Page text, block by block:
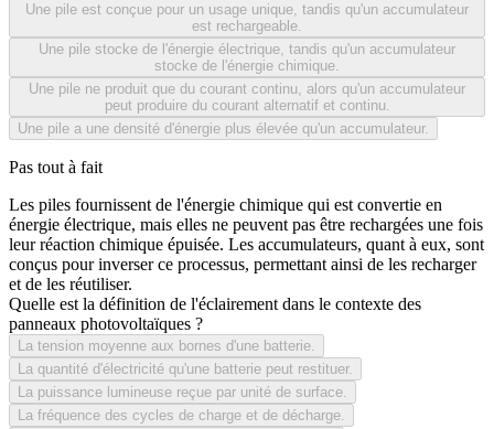
Une pile est conçue pour un usage unique, tandis qu'un accumulateur
est rechargeable.
Une pile stocke de l'énergie électrique, tandis qu'un accumulateur
stocke de l'énergie chimique.
Une pile ne produit que du courant continu, alors qu'un accumulateur
peut produire du courant alternatif et continu.
Une pile a une densité d'énergie plus élevée qu'un accumulateur.
Pas tout à fait
Les piles fournissent de l'énergie chimique qui est convertie en
énergie électrique, mais elles ne peuvent pas être rechargées une fois
leur réaction chimique épuisée. Les accumulateurs, quant à eux, sont
conçus pour inverser ce processus, permettant ainsi de les recharger
et de les réutiliser.
Quelle est la définition de l'éclairement dans le contexte des
panneaux photovoltaïques ?
La tension moyenne aux bornes d'une batterie.
La quantité d'électricité qu'une batterie peut restituer.
La puissance lumineuse reçue par unité de surface.
La fréquence des cycles de charge et de décharge.